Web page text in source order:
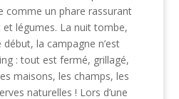
comme un phare rassurant
légumes. La nuit tombe,
la campagne n’est
: tout est fermé, grillagé,
maisons, les champs, les
naturelles ! Lors d’une